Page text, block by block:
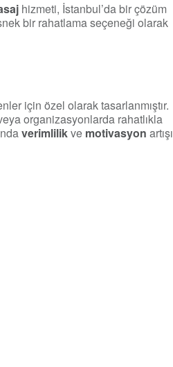
hizmeti, İstanbul’da bir çözüm
bir rahatlama seçeneği olarak
için özel olarak tasarlanmıştır.
organizasyonlarda rahatlıkla
verimlilikve motivasyon artışı